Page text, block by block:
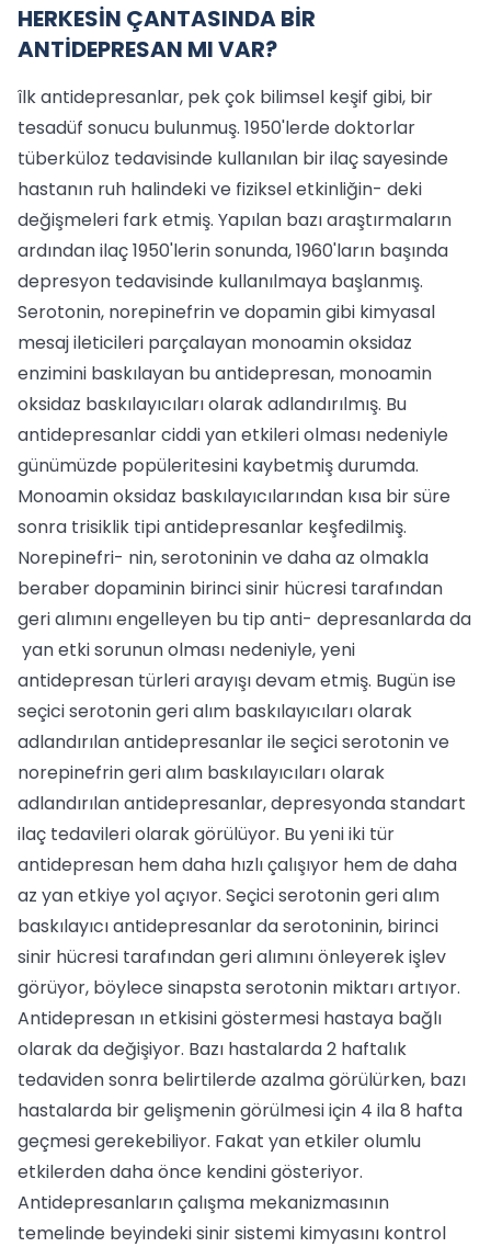
HERKESİN ÇANTASINDA BİR
ANTİDEPRESAN MI VAR?
îlk antidepresanlar, pek çok bilimsel keşif gibi, bir
tesadüf sonucu bulunmuş. 1950'lerde doktorlar
tüberküloz tedavi­sinde kullanılan bir ilaç sayesinde
hasta­nın ruh halindeki ve fiziksel etkinliğin- deki
değişmeleri fark etmiş. Yapılan ba­zı araştırmaların
ardından ilaç 1950'lerin sonunda, 1960'ların başında
depresyon tedavisinde kullanılmaya başlanmış.
Serotonin, norepinefrin ve dopamin gibi kim­yasal
mesaj ileticileri parçalayan monoamin oksidaz
enzimini baskılayan bu an­tidepresan, monoamin
oksidaz baskılayı­cıları olarak adlandırılmış. Bu
antidepre­sanlar ciddi yan etkileri olması nedeniy­le
günümüzde popüleritesini kaybetmiş durumda.
Monoamin oksidaz baskılayı­cılarından kısa bir süre
sonra trisiklik tipi antidepresanlar keşfedilmiş.
Norepinefri- nin, serotoninin ve daha az olmakla
bera­ber dopaminin birinci sinir hücresi tara­fından
geri alımını engelleyen bu tip anti- depresanlarda da
yan etki sorunun olması nedeniyle, yeni
antidepresan türleri arayı­şı devam etmiş. Bugün ise
seçici serotonin geri alım baskılayıcıları olarak
adlandırı­lan antidepresanlar ile seçici serotonin ve
norepinefrin geri alım baskılayıcıları ola­rak
adlandırılan antidepresanlar, depres­yonda standart
ilaç tedavileri olarak gö­rülüyor. Bu yeni iki tür
antidepresan hem daha hızlı çalışıyor hem de daha
az yan et­kiye yol açıyor. Seçici serotonin geri alım
baskılayıcı antidepresanlar da serotoni­nin, birinci
sinir hücresi tarafından geri alımını önleyerek işlev
görüyor, böylece sinapsta serotonin miktarı artıyor.
Antidepresan ın etkisini gösterme­si hastaya bağlı
olarak da değişiyor. Bazı hastalarda 2 haftalık
tedaviden sonra be­lirtilerde azalma görülürken, bazı
hasta­larda bir gelişmenin görülmesi için 4 ila 8 hafta
geçmesi gerekebiliyor. Fakat yan et­kiler olumlu
etkilerden daha önce kendi­ni gösteriyor.
Antidepresanların çalışma mekaniz­masının
temelinde beyindeki sinir sis­temi kimyasını kontrol